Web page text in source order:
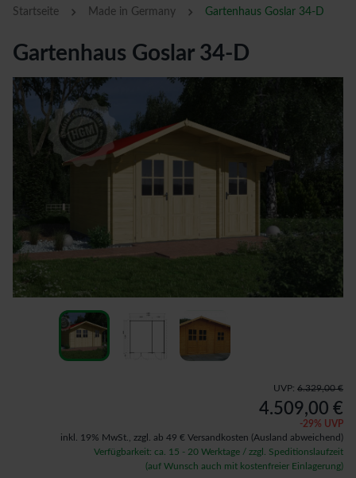
Startseite › Made in Germany › Gartenhaus Goslar 34-D
Gartenhaus Goslar 34-D
UVP: 6.329,00 €
4.509,00 €
-29% UVP
inkl. 19% MwSt., zzgl. ab 49 € Versandkosten (Ausland abweichend)
Verfügbarkeit: ca. 15 - 20 Werktage / zzgl. Speditionslaufzeit
(auf Wunsch auch mit kostenfreier Einlagerung)